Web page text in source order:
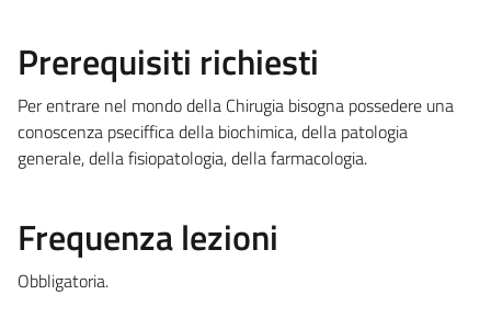
Prerequisiti richiesti
Per entrare nel mondo della Chirugia bisogna possedere una
conoscenza pseciffica della biochimica, della patologia
generale, della fisiopatologia, della farmacologia.
Frequenza lezioni
Obbligatoria.